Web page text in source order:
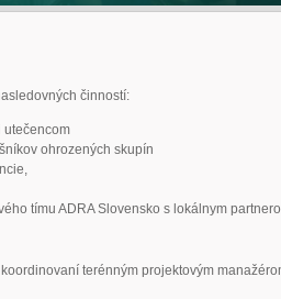
činností:
utečencom
ohrozených skupín
tímu ADRA Slovensko s lokálnym
terénným projektovým